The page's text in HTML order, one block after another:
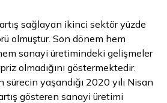
sağlayan ikinci sektör yüzde
olmuştur. Son dönem hem
sanayi üretimindeki gelişmeler
olmadığını göstermektedir.
yaşandığı 2020 yılı Nisan
gösteren sanayi üretimi